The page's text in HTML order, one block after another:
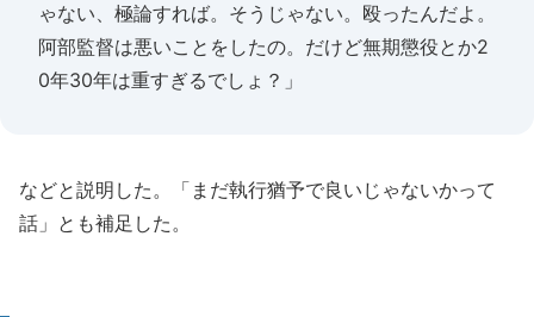
ゃない、極論すれば。そうじゃない。殴ったんだよ。
阿部監督は悪いことをしたの。だけど無期懲役とか2
0年30年は重すぎるでしょ？」
などと説明した。「まだ執行猶予で良いじゃないかって
話」とも補足した。